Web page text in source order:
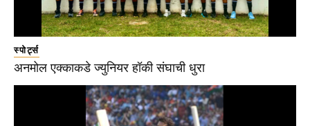
स्पोर्ट्स
अनमोल एक्काकडे ज्युनियर हॉकी संघाची धुरा